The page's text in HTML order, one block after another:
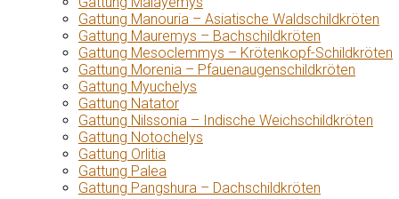
Gattung Manouria – Asiatische Waldschildkröten
Gattung Mauremys – Bachschildkröten
Gattung Mesoclemmys – Krötenkopf-Schildkröten
Gattung Morenia – Pfauenaugenschildkröten
Gattung Myuchelys
Gattung Natator
Gattung Nilssonia – Indische Weichschildkröten
Gattung Notochelys
Gattung Orlitia
Gattung Palea
Gattung Pangshura – Dachschildkröten